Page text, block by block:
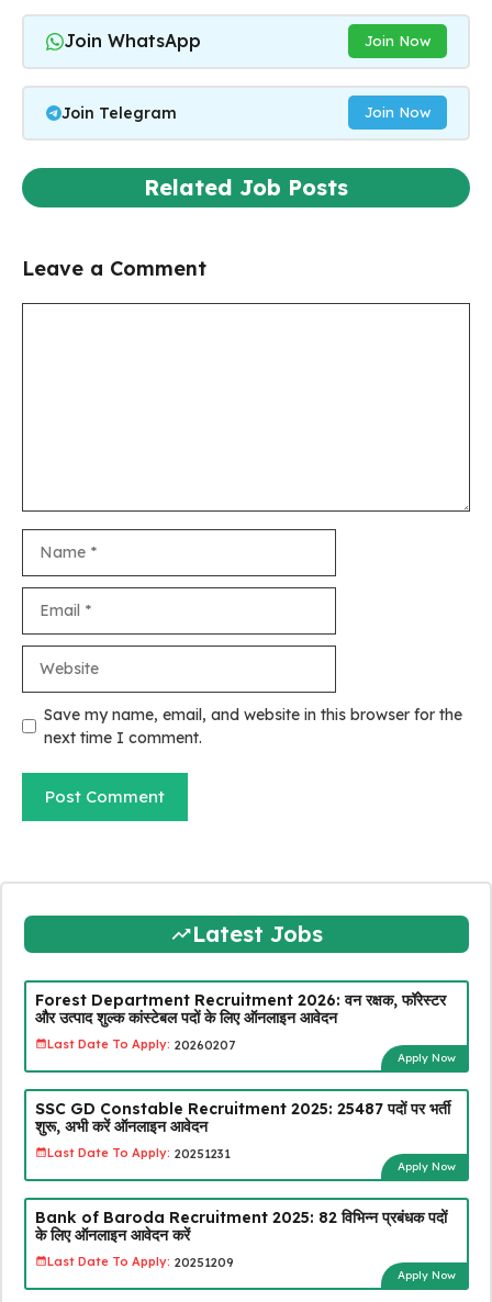
Join WhatsApp Join Now
Join Telegram Join Now
Related Job Posts
Leave a Comment
Save my name, email, and website in this browser for the
next time I comment.
Latest Jobs
Forest Department Recruitment 2026: वन रक्षक, फॉरेस्टर
और उत्पाद शुल्क कांस्टेबल पदों के लिए ऑनलाइन आवेदन
Last Date To Apply: 20260207
Apply Now
SSC GD Constable Recruitment 2025: 25487 पदों पर भर्ती
शुरू, अभी करें ऑनलाइन आवेदन
Last Date To Apply: 20251231
Apply Now
Bank of Baroda Recruitment 2025: 82 विभिन्न प्रबंधक पदों
के लिए ऑनलाइन आवेदन करें
Last Date To Apply: 20251209
Apply Now